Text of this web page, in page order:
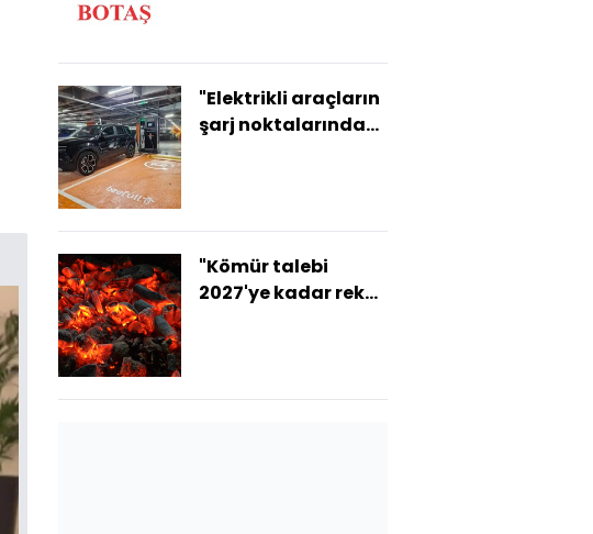
"Elektrikli araçların
şarj noktalarında
"Kömür talebi
2027'ye kadar rekor